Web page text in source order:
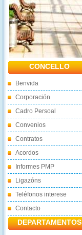
CONCELLO
Benvida
Corporación
Cadro Persoal
Convenios
Contratos
Acordos
Informes PMP
Ligazóns
Teléfonos interese
Contacto
DEPARTAMENTOS